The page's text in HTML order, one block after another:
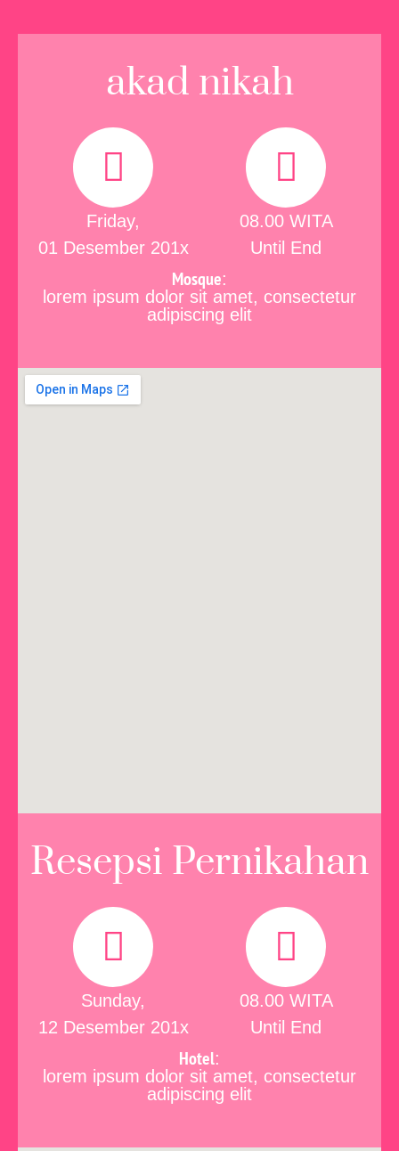
akad nikah
Friday,
01 Desember 201x
08.00 WITA
Until End
Mosque:
lorem ipsum dolor sit amet, consectetur
adipiscing elit
Resepsi Pernikahan
Sunday,
12 Desember 201x
08.00 WITA
Until End
Hotel:
lorem ipsum dolor sit amet, consectetur
adipiscing elit